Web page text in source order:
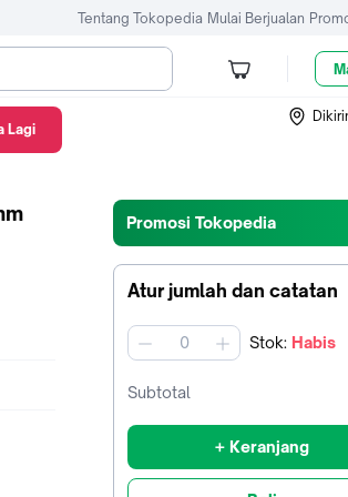
Tentang Tokopedia Mulai Berjualan
Promosi Tokopedia
Atur jumlah dan catatan
jumlah Stok: Habis
Subtotal
+ Keranjang
Lagi